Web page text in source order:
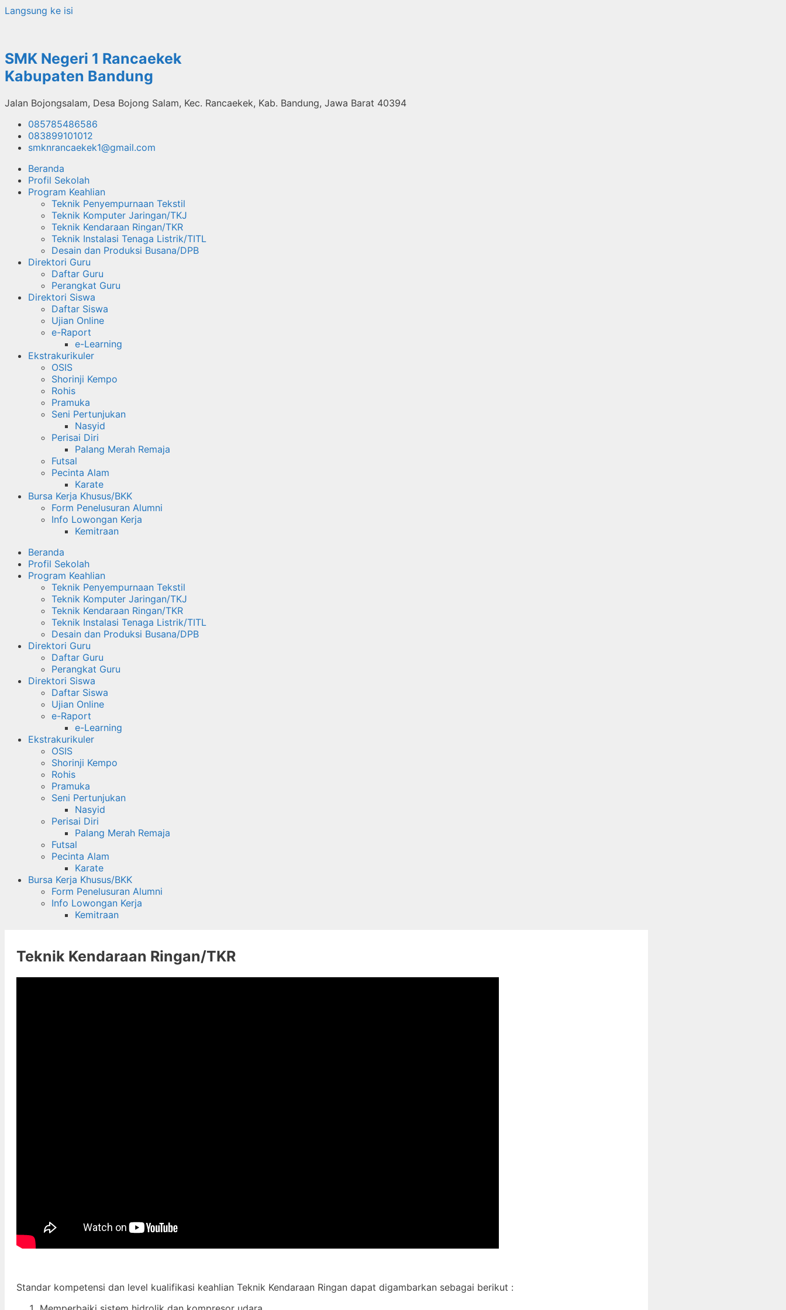
Langsung ke isi
SMK Negeri 1 Rancaekek
Kabupaten Bandung
Jalan Bojongsalam, Desa Bojong Salam, Kec. Rancaekek, Kab. Bandung, Jawa Barat 40394
085785486586
083899101012
smknrancaekek1@gmail.com
Beranda
Profil Sekolah
Program Keahlian
Teknik Penyempurnaan Tekstil
Teknik Komputer Jaringan/TKJ
Teknik Kendaraan Ringan/TKR
Teknik Instalasi Tenaga Listrik/TITL
Desain dan Produksi Busana/DPB
Direktori Guru
Daftar Guru
Perangkat Guru
Direktori Siswa
Daftar Siswa
Ujian Online
e-Raport
e-Learning
Ekstrakurikuler
OSIS
Shorinji Kempo
Rohis
Pramuka
Seni Pertunjukan
Nasyid
Perisai Diri
Palang Merah Remaja
Futsal
Pecinta Alam
Karate
Bursa Kerja Khusus/BKK
Form Penelusuran Alumni
Info Lowongan Kerja
Kemitraan
Beranda
Profil Sekolah
Program Keahlian
Teknik Penyempurnaan Tekstil
Teknik Komputer Jaringan/TKJ
Teknik Kendaraan Ringan/TKR
Teknik Instalasi Tenaga Listrik/TITL
Desain dan Produksi Busana/DPB
Direktori Guru
Daftar Guru
Perangkat Guru
Direktori Siswa
Daftar Siswa
Ujian Online
e-Raport
e-Learning
Ekstrakurikuler
OSIS
Shorinji Kempo
Rohis
Pramuka
Seni Pertunjukan
Nasyid
Perisai Diri
Palang Merah Remaja
Futsal
Pecinta Alam
Karate
Bursa Kerja Khusus/BKK
Form Penelusuran Alumni
Info Lowongan Kerja
Kemitraan
Teknik Kendaraan Ringan/TKR
Standar kompetensi dan level kualifikasi keahlian Teknik Kendaraan Ringan dapat digambarkan sebagai berikut :